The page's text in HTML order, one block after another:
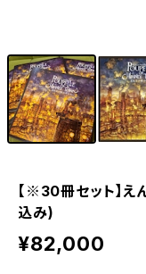
【※30冊セット】え
込み)
¥82,000